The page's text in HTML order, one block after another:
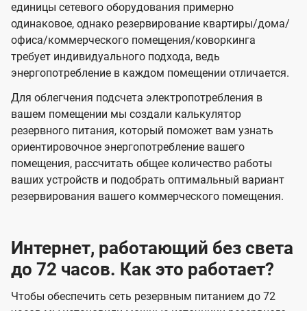
единицы сетевого оборудования примерно
одинаковое, однако резервирование квартиры/дома/
офиса/коммерческого помещения/коворкинга
требует индивидуального подхода, ведь
энергопотребление в каждом помещении отличается.
Для облегчения подсчета электропотребления в
вашем помещении мы создали калькулятор
резервного питания, который поможет вам узнать
ориентировочное энергопотребление вашего
помещения, рассчитать общее количество работы
ваших устройств и подобрать оптимальный вариант
резервирования вашего коммерческого помещения.
Интернет, работающий без света
до 72 часов. Как это работает?
Чтобы обеспечить сеть резервным питанием до 72